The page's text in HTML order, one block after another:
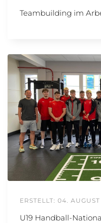
Teambuilding im
ERSTELLT: 04.
U19 Handball-